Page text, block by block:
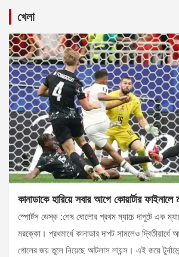
খেলা
কানাডাকে হারিয়ে সবার আগে কোয়ার্টার
স্পোর্টস ডেস্ক :শেষ ষোলোর প্রথম ম্যাচে দাপুটে এক
মরক্কো। প্রথমার্ধে কানাডার দাপট সামলেও
গোলের জয় তুলে নিয়েছে আটলাস লায়ন্স। এই জয়ে